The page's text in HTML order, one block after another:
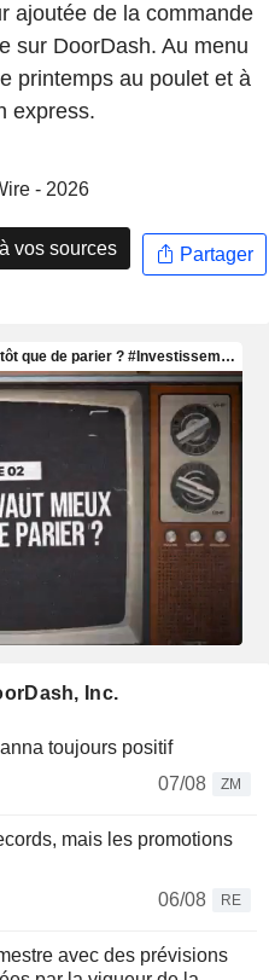
ajoutée de la commande
sur DoorDash. Au menu
printemps au poulet et à
express.
- 2026
vos sources Partager
Inc.
toujours positif
07/08
ZM
mais les promotions
06/08
RE
avec des prévisions